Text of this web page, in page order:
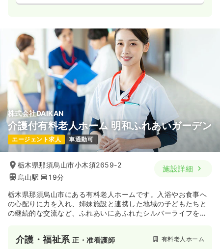
株式会社DAIKAN
介護付有料老人ホーム 明和ふれあいガーデン
エージェント求人 車通勤可
栃木県那須烏山市小木須2659-2
烏山駅
19分
施設詳細
栃木県那須烏山市にある有料老人ホームです。入浴やお食事へ
の心配りに力を入れ、姉妹施設と連携した地域の子どもたちと
の継続的な交流など、ふれあいにあふれたシルバーライフを提
介護・福祉系正・准看護師 有料老人ホーム